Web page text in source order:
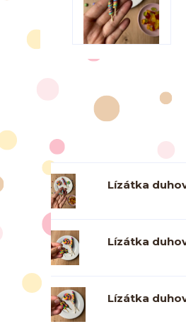
Lízátka
Lízátka
Lízátka